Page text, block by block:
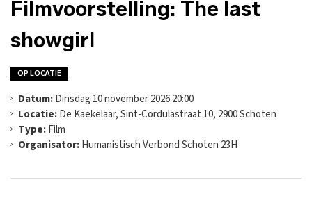
Filmvoorstelling: The last
showgirl
OP LOCATIE
Datum:Dinsdag 10 november 2026 20:00
Locatie:De Kaekelaar, Sint-Cordulastraat 10, 2900 Schoten
Type:Film
Organisator:Humanistisch Verbond Schoten 23H